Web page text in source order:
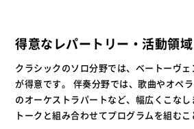
得意なレパートリー・活動領域
クラシックのソロ分野では、ベートーヴ
が得意です。 伴奏分野では、歌曲やオペ
のオーケストラパートなど、幅広くこな
トークと組み合わせてプログラムを組むこ